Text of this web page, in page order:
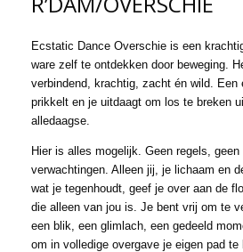
Ecstatic Dance Overschie is een krac
ware zelf te ontdekken door beweging.
verbindend, krachtig, zacht én wild. Een
prikkelt en je uitdaagt om los te breken
alledaagse.
Hier is alles mogelijk. Geen regels,
verwachtingen. Alleen jij, je lichaam en
wat je tegenhoudt, geef je over aan de
die alleen van jou is. Je bent vrij om te
een blik, een glimlach, een gedeeld
om in volledige overgave je eigen pad te